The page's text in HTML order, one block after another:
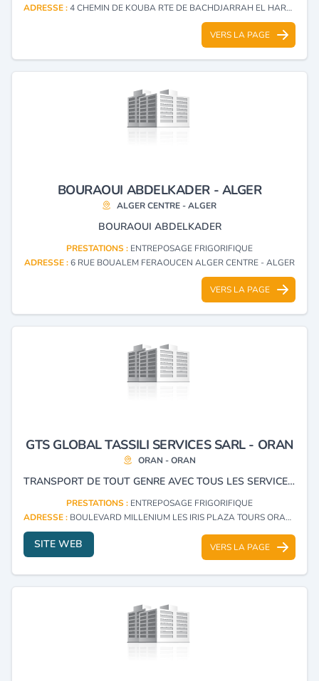
ADRESSE :4 CHEMIN DE KOUBA RTE DE BACHDJARRAH EL HARRACH - ALGER
VERS LA PAGE
BOURAOUI ABDELKADER - ALGER
ALGER CENTRE - ALGER
BOURAOUI ABDELKADER
PRESTATIONS : ENTREPOSAGE FRIGORIFIQUE
ADRESSE :6 RUE BOUALEM FERAOUCEN ALGER CENTRE - ALGER
VERS LA PAGE
GTS GLOBAL TASSILI SERVICES SARL - ORAN
ORAN - ORAN
TRANSPORT DE TOUT GENRE AVEC TOUS LES SERVICES AUXILIAIRE, OPÉRATIONS DE TRANSIT, DÉDOUANEMENT, LOGISTIQUE, TRANSPORT ET PRESTATION DE SUIVIE DES EXPÉDITIONS, ENTREPOSAGE DES MARCHANDISES, ÉTUDES, SUIVIE ET RÉALISATION DES PROJETS.
PRESTATIONS : ENTREPOSAGE FRIGORIFIQUE
ADRESSE : BOULEVARD MILLENIUM LES IRIS PLAZA TOURS ORAN - ORAN
SITE WEB VERS LA PAGE